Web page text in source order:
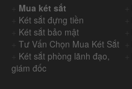
Mua két sắt
Két sắt đựng tiền
Két sắt bảo mật
Tư Vấn Chọn Mua Két Sắt
Két sắt phòng lãnh đạo,
giám đốc